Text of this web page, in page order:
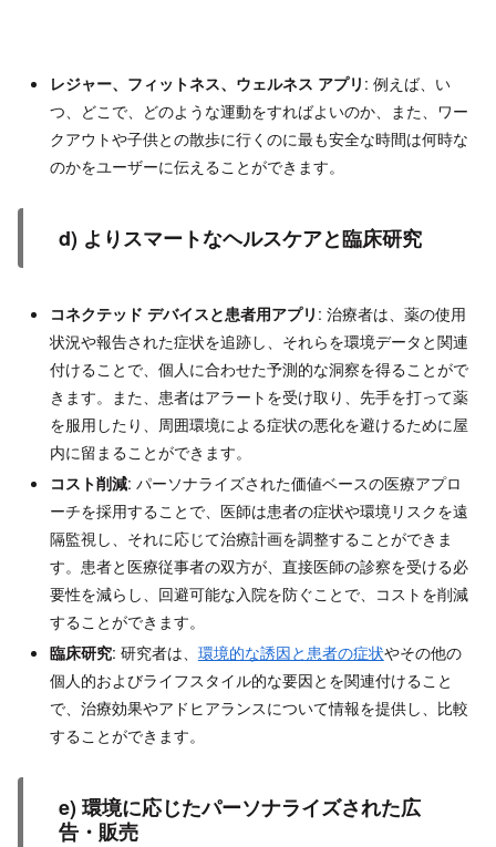
レジャー、フィットネス、ウェルネス アプリ : 例えば、い
つ、どこで、どのような運動をすればよいのか、また、ワー
クアウトや子供との散歩に行くのに最も安全な時間は何時な
のかをユーザーに伝えることができます。
d) よりスマートなヘルスケアと臨床研究
コネクテッド デバイスと患者用アプリ : 治療者は、薬の使用
状況や報告された症状を追跡し、それらを環境データと関連
付けることで、個人に合わせた予測的な洞察を得ることがで
きます。また、患者はアラートを受け取り、先手を打って薬
を服用したり、周囲環境による症状の悪化を避けるために屋
内に留まることができます。
コスト削減: パーソナライズされた価値ベースの医療アプロ
ーチを採用することで、医師は患者の症状や環境リスクを遠
隔監視し、それに応じて治療計画を調整することができま
す。患者と医療従事者の双方が、直接医師の診察を受ける必
要性を減らし、回避可能な入院を防ぐことで、コストを削減
することができます。
臨床研究: 研究者は、 環境的な誘因と患者の症状やその他の
個人的およびライフスタイル的な要因とを関連付けること
で、治療効果やアドヒアランスについて情報を提供し、比較
することができます。
e) 環境に応じたパーソナライズされた広
告・販売